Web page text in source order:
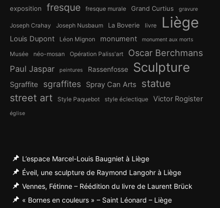
exposition fresque fresque murale Grand Curtius gravure
Joseph Crahay Joseph Nusbaum La Boverie livre Liège
Louis Dupont Léon Mignon monument monument aux morts
Musée néo-mosan Opération Paliss'art Oscar Berchmans
Paul Jaspar peintures Rassenfosse Sculpture
Sgraffite sgraffites Spray Can Arts statue
street art Style Paquebot style éclectique Victor Rogister
église
L’espace Marcel-Louis Baugniet à Liège
Éveil, une sculpture de Raymond Langohr à Liège
Vennes, Fétinne – Réédition du livre de Laurent Brück
« Bornes en couleurs » – Saint Léonard – Liège